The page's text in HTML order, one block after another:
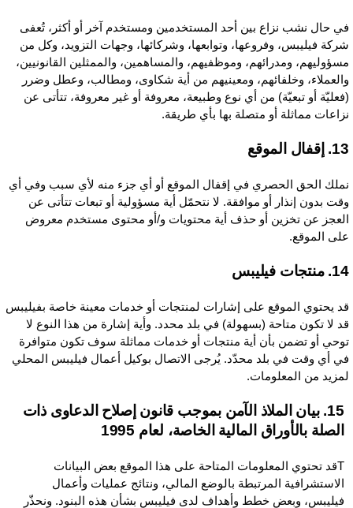
حال نشب نزاع بين أحد المستخدمين ومستخدم آخر أو أكثر، تُعفى
فيليبس، وفروعها، وتوابعها، وشركائها، وجهات التزويد، وكل من
ومدرائهم، وموظفيهم، والمساهمين، والممثلين القانونيين،
وخلفائهم، ومعينيهم من أية شكاوى، ومطالب، وعطل وضرر
أو تبعيّة) من أي نوع وطبيعة، معروفة أو غير معروفة، تتأتى عن
مماثلة أو متصلة بها بأي طريقة.
الموقع
الحق الحصري في إقفال الموقع أو أي جزء منه لأي سبب وفي أي
بدون إنذار أو موافقة. لا نتحمّل أية مسؤولية أو تبعات تتأتى عن
عن تخزين أو حذف أية محتويات و/أو محتوى مستخدم معروض
الموقع.
فيليبس
يحتوي الموقع على إشارات لمنتجات أو خدمات معينة خاصة بفيليبس
لا تكون متاحة (بسهولة) في بلد محدد. وأية إشارة من هذا النوع لا
أو تضمن بأن أية منتجات أو خدمات مماثلة سوف تكون متوافرة
أي وقت في بلد محدّد. يُرجى الاتصال بوكيل أعمال فيليبس المحلي
من المعلومات.
15. بيان الملاذ الآمن بموجب قانون إصلاح الدعاوى ذات
الصلة بالأوراق المالية الخاصة، لعام 1995
Tقد تحتوي المعلومات المتاحة على هذا الموقع بعض البيانات
الاستشرافية المرتبطة بالوضع المالي، ونتائج عمليات وأعمال
فيليبس، وبعض خطط وأهداف لدى فيليبس بشأن هذه البنود. ونحذّر